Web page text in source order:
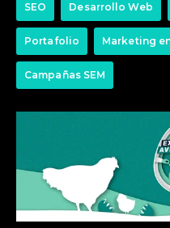
SEO Desarrollo Web
Portafolio Marketing
Campañas SEM